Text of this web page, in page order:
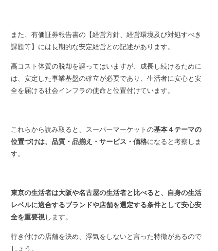
また、有価証券報告書の【経営方針、経営環境及び対処すべき
課題等】には長期的な安定経営との記述があります。
高コスト体質の脱却を謳ってはいますが、成長し続けるために
は、安定した事業基盤の確立が必要であり、生活者に安心と安
全を届ける社会インフラの使命と位置付けています。
これらから読み取ると、スーパーマーケットの基本４テーマの
位置づけは、品質・品揃え・サービス・価格になると考察しま
す。
東京の生活者は大阪や名古屋の生活者と比べると、自身の生活
レベルに適合するブランドや店舗を選定する条件として安心安
全を重要視します。
行き付けの店舗を決め、浮気をしないと言った特徴があるので
しょう。